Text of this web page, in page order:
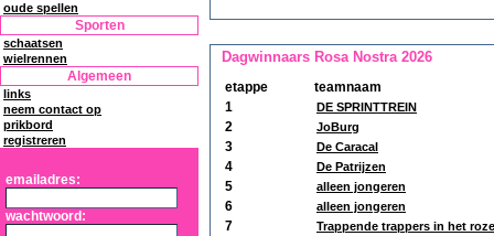
oude spellen
Sporten
schaatsen
wielrennen
Algemeen
links
neem contact op
prikbord
registreren
emailadres:
wachtwoord:
Dagwinnaars Rosa Nostra 2026
etappe
teamnaam
1
DE SPRINTTREIN
2 JoBurg
3 De Caracal
4 De Patrijzen
5 alleen jongeren
6 alleen jongeren
7 Trappende trappers in het roze